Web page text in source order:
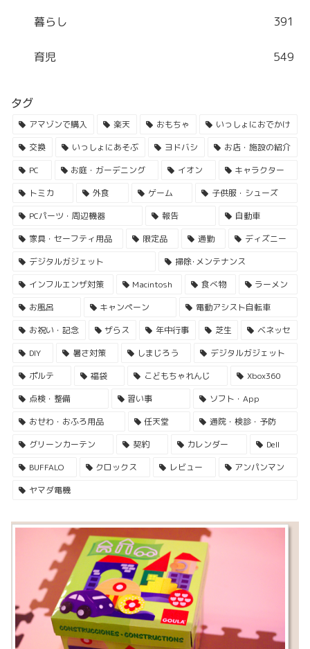
暮らし 391
育児 549
タグ
アマゾンで購入 楽天 おもちゃ
いっしょにおでかけ
交換
いっしょにあそぶ ヨドバシ
お店・施設の紹介
PC
お庭・ガーデニング イオン
キャラクター
トミカ
外食 ゲーム
子供服・シューズ
PCパーツ・周辺機器
報告
自動車
家具・セーフティ用品
限定品 通勤
ディズニー
デジタルガジェット
掃除･メンテナンス
インフルエンザ対策
Macintosh 食べ物
ラーメン
お風呂
キャンペーン
電動アシスト自転車
お祝い・記念
ザらス 年中行事 芝生
ベネッセ
DIY
暑さ対策 しまじろう
デジタルガジェット
ポルテ
福袋 こどもちゃれんじ
Xbox360
点検・整備
習い事
ソフト・App
おせわ・おふろ用品
任天堂
通院・検診・予防
グリーンカーテン
契約 カレンダー
Dell
BUFFALO
クロックス レビュー
アンパンマン
ヤマダ電機